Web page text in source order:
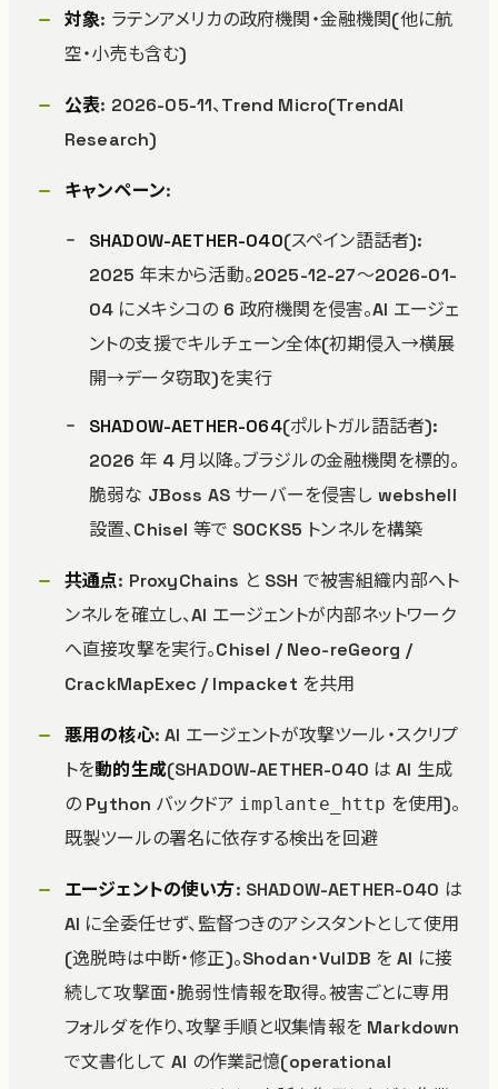
対象: ラテンアメリカの政府機関・金融機関(他に航
空・小売も含む)
公表: 2026-05-11、Trend Micro(TrendAI
Research)
キャンペーン:
SHADOW-AETHER-040(スペイン語話者):
2025 年末から活動。2025-12-27〜2026-01-
04 にメキシコの 6 政府機関を侵害。AI エージェ
ントの支援でキルチェーン全体(初期侵入→横展
開→データ窃取)を実行
SHADOW-AETHER-064(ポルトガル語話者):
2026 年 4 月以降。ブラジルの金融機関を標的。
脆弱な JBoss AS サーバーを侵害し webshell
設置、Chisel 等で SOCKS5 トンネルを構築
共通点: ProxyChains と SSH で被害組織内部へト
ンネルを確立し、AI エージェントが内部ネットワーク
へ直接攻撃を実行。Chisel / Neo-reGeorg /
CrackMapExec / Impacket を共用
悪用の核心: AI エージェントが攻撃ツール・スクリプ
トを動的生成(SHADOW-AETHER-040 は AI 生成
の Python バックドア implante_http を使用)。
既製ツールの署名に依存する検出を回避
エージェントの使い方: SHADOW-AETHER-040 は
AI に全委任せず、監督つきのアシスタントとして使用
(逸脱時は中断・修正)。Shodan・VulDB を AI に接
続して攻撃面・脆弱性情報を取得。被害ごとに専用
フォルダを作り、攻撃手順と収集情報を Markdown
で文書化して AI の作業記憶(operational